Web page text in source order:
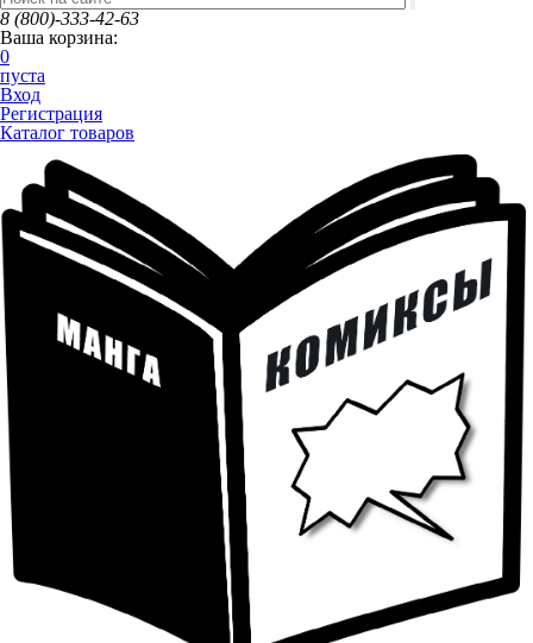
8 (800)-333-42-63
Ваша корзина:
0
пуста
Вход
Регистрация
Каталог товаров